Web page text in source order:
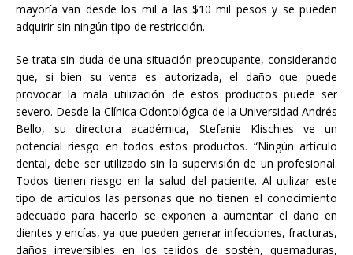
mayoría van desde los mil a las $10 mil pesos y se pueden
adquirir sin ningún tipo de restricción.
Se trata sin duda de una situación preocupante, considerando
que, si bien su venta es autorizada, el daño que puede
provocar la mala utilización de estos productos puede ser
severo. Desde la Clínica Odontológica de la Universidad Andrés
Bello, su directora académica, Stefanie Klischies ve un
potencial riesgo en todos estos productos. “Ningún artículo
dental, debe ser utilizado sin la supervisión de un profesional.
Todos tienen riesgo en la salud del paciente. Al utilizar este
tipo de artículos las personas que no tienen el conocimiento
adecuado para hacerlo se exponen a aumentar el daño en
dientes y encías, ya que pueden generar infecciones, fracturas,
daños irreversibles en los tejidos de sostén, quemaduras,